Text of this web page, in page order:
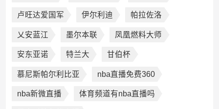
卢旺达爱国军 伊尔利迪 帕拉佐洛
乂安蓝江 墨尔本联 凤凰燃料大师
安东亚诺 特兰大 甘伯杯
慕尼斯帕尔利比亚 nba直播免费360
nba新微直播 体育频道有nba直播吗